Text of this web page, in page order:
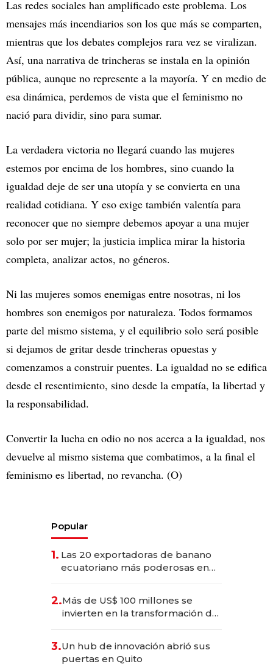
Las redes sociales han amplificado este problema. Los
mensajes más incendiarios son los que más se comparten,
mientras que los debates complejos rara vez se viralizan.
Así, una narrativa de trincheras se instala en la opinión
pública, aunque no represente a la mayoría. Y en medio de
esa dinámica, perdemos de vista que el feminismo no
nació para dividir, sino para sumar.
La verdadera victoria no llegará cuando las mujeres
estemos por encima de los hombres, sino cuando la
igualdad deje de ser una utopía y se convierta en una
realidad cotidiana. Y eso exige también valentía para
reconocer que no siempre debemos apoyar a una mujer
solo por ser mujer; la justicia implica mirar la historia
completa, analizar actos, no géneros.
Ni las mujeres somos enemigas entre nosotras, ni los
hombres son enemigos por naturaleza. Todos formamos
parte del mismo sistema, y el equilibrio solo será posible
si dejamos de gritar desde trincheras opuestas y
comenzamos a construir puentes. La igualdad no se edifica
desde el resentimiento, sino desde la empatía, la libertad y
la responsabilidad.
Convertir la lucha en odio no nos acerca a la igualdad, nos
devuelve al mismo sistema que combatimos, a la final el
feminismo es libertad, no revancha. (O)
Popular
1. Las 20 exportadoras de banano
ecuatoriano más poderosas en
2.Más de US$ 100 millones se
invierten en la transformación de
3.Un hub de innovación abrió sus
puertas en Quito